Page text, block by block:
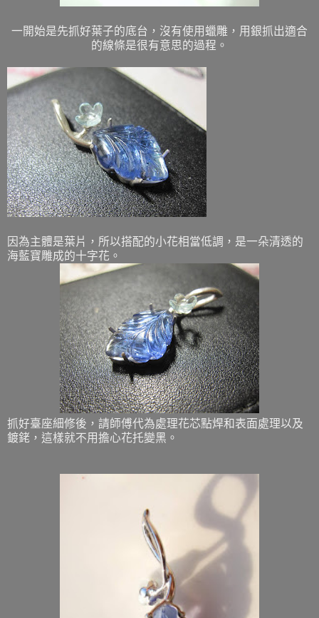
一開始是先抓好葉子的底台，沒有使用蠟雕，用銀抓出適合
的線條是很有意思的過程。
因為主體是葉片，所以搭配的小花相當低調，是一朵清透的
海藍寶雕成的十字花。
抓好臺座細修後，請師傅代為處理花芯點焊和表面處理以及
鍍銠，這樣就不用擔心花托變黑。